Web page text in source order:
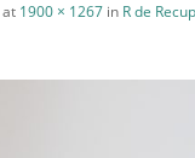
at 1900 × 1267 in R de Recup